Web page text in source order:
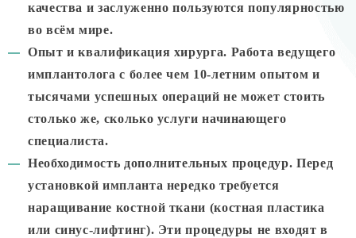
качества и заслуженно пользуются популярностью
во всём мире.
Опыт и квалификация хирурга. Работа ведущего
имплантолога с более чем 10-летним опытом и
тысячами успешных операций не может стоить
столько же, сколько услуги начинающего
специалиста.
Необходимость дополнительных процедур. Перед
установкой импланта нередко требуется
наращивание костной ткани (костная пластика
или синус-лифтинг). Эти процедуры не входят в